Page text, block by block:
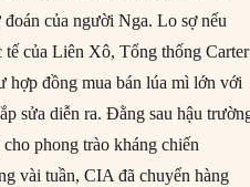
của người Nga. Lo sợ nếu
của Liên Xô, Tổng thống Carter
hợp đồng mua bán lúa mì lớn với
sửa diễn ra. Đằng sau hậu
phong trào kháng chiến
vài tuần, CIA đã chuyển hàng